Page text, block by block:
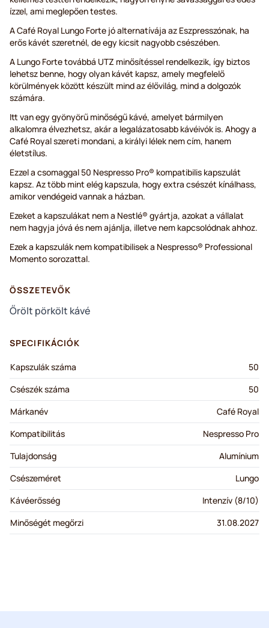
ízzel, ami meglepően testes.
A Café Royal Lungo Forte jó alternatívája az Eszpresszónak, ha
erős kávét szeretnél, de egy kicsit nagyobb csészében.
A Lungo Forte továbbá UTZ minősítéssel rendelkezik, így biztos
lehetsz benne, hogy olyan kávét kapsz, amely megfelelő
körülmények között készült mind az élővilág, mind a dolgozók
számára.
Itt van egy gyönyörű minőségű kávé, amelyet bármilyen
alkalomra élvezhetsz, akár a legalázatosabb kávéivók is. Ahogy a
Café Royal szereti mondani, a királyi lélek nem cím, hanem
életstílus.
Ezzel a csomaggal 50 Nespresso Pro® kompatibilis kapszulát
kapsz. Az több mint elég kapszula, hogy extra csészét kínálhass,
amikor vendégeid vannak a házban.
Ezeket a kapszulákat nem a Nestlé® gyártja, azokat a vállalat
nem hagyja jóvá és nem ajánlja, illetve nem kapcsolódnak ahhoz.
Ezek a kapszulák nem kompatibilisek a Nespresso® Professional
Momento sorozattal.
ÖSSZETEVŐK
Őrölt pörkölt kávé
SPECIFIKÁCIÓK
Kapszulák száma
50
Csészék száma
50
Márkanév
Café Royal
Kompatibilitás
Nespresso Pro
Tulajdonság
Alumínium
Csészeméret
Lungo
Kávéerősség
Intenzív (8/10)
Minőségét megőrzi
31.08.2027